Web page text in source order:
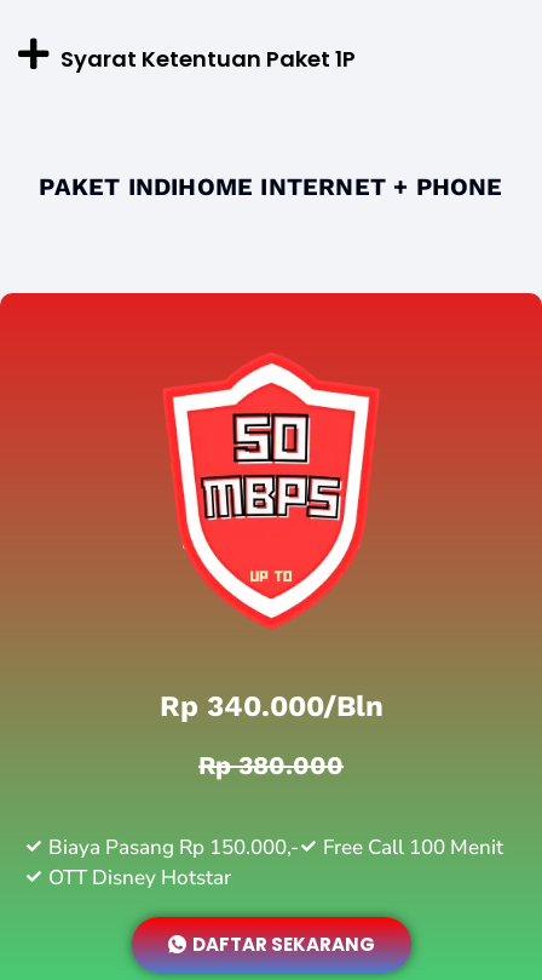
Syarat Ketentuan Paket 1P
PAKET INDIHOME INTERNET + PHONE
Rp 340.000/bln
Rp 380.000
Biaya Pasang Rp 150.000,-
Free Call 100 Menit
OTT Disney Hotstar
DAFTAR SEKARANG